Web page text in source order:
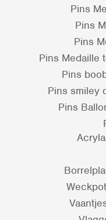
Pins
Pins
Pins
Pins Medaille
Pins
Pins smiley
Pins